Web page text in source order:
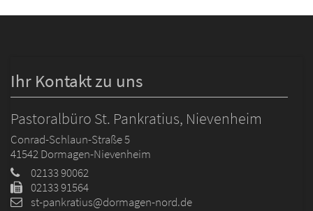
Ihr Kontakt zu uns
Pastoralbüro St. Pankratius, Nievenheim
Conrad-Schlaun-Straße 5
41542Dormagen-Nievenheim
02133 90062
02133 91564
st-pankratius@dormagen-nord.de